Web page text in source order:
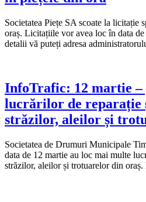
Societatea Piețe SA scoate la licitație
oraș. Licitațiile vor avea loc în data
detalii vă puteți adresa
InfoTrafic: 12 martie
lucrărilor de reparație
străzilor, aleilor și
Societatea de Drumuri Municipale
data de 12 martie au loc mai multe
străzilor, aleilor și trotuarelor din